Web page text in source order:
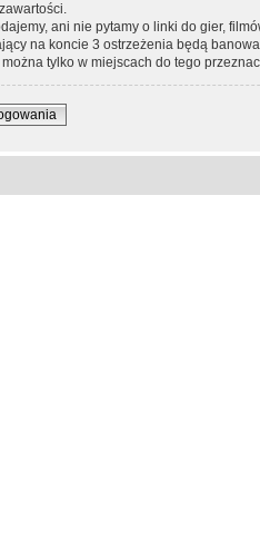
ani nie pytamy o linki do gier,
na koncie 3 ostrzeżenia będą
tylko w miejscach do tego